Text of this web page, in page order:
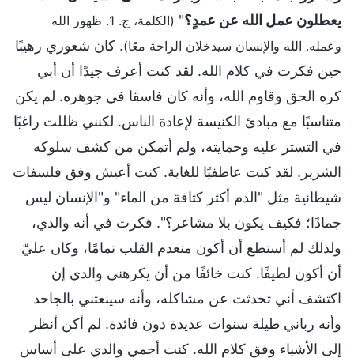
يعطلون عمل الله عن عمدٍ؟"
(الكلمة، ج. 1. ظهور الله
وعمله. الله والإنسان سيدخلان الراحة معًا). كان شعوري رهيبًا
حين فكرت في كلام الله. لقد كنت أعرف جيدًا أن أبي
كره الحق وقاوم الله، وأنه كان فاسقا في جوهره. لم يكن
متناسبًا مع مبادئ الكنيسة لإعادة الناس. لكنني ظللت راغبًا
في التستر عليه وحمايته، ولم أتمكن من كشف سلوكه
الشرير. لقد كنت عاطفيًا للغاية. كنت أعيش وفق فلسفات
شيطانية مثل "الدم أكثر كثافة من الماء" و"الإنسان ليس
جمادًا؛ فكيف يكون بلا مشاعر؟". فكرت في أنه والدي،
ولذلك لم أستطع أن أكون منعدم القلب تمامًا، وكان عليّ
أن أكون لطيفًا. كنت خائفًا من أن يكرهني والدي إن
اكتشف أني تحدثت عن مشاكله، وأنه سينعتني بالجاحد
وأنه رباني طيلة سنوات عديدة دون فائدة. لم أكن أنظر
إلى الأشياء وفق كلام الله. كنت أحمي والدي على أساس